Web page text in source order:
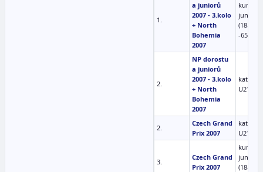
1.
a juniorů
2007 - 3.kolo
+ North
Bohemia
2007
kumite
junioři
(18-20)
-65kg
2.
NP dorostu
a juniorů
2007 - 3.kolo
+ North
Bohemia
2007
kata
U21
2.
Czech Grand
Prix 2007
kata
U21
3.
Czech Grand
Prix 2007
kumite
junioři
(18-20)